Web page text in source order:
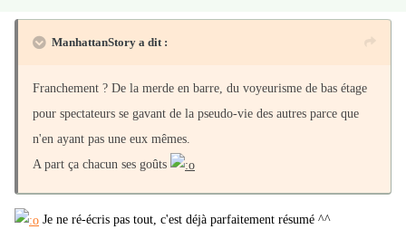
ManhattanStory a dit :
Franchement ? De la merde en barre, du voyeurisme de bas étage
pour spectateurs se gavant de la pseudo-vie des autres parce que
n'en ayant pas une eux mêmes.
A part ça chacun ses goûts
Je ne ré-écris pas tout, c'est déjà parfaitement résumé ^^